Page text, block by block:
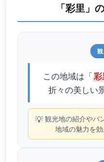
「彩里」
この地域は「
折々の美しい
💡 観光地の紹介やパ
地域の魅力を効